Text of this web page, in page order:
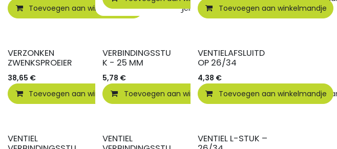
Toevoegen aan winkelmandje
Vergelijken Toevoegen aan verlanglijst
Toevoegen aan winkelmandje
VERZONKEN
ZWENKSPROEIER
38,65 €
Toevoegen aan winkelmandje
Toevoegen aan verlanglijst
VERBINDINGSSTU
K - 25 MM
5,78 €
Toevoegen aan winkelmandje
Toevoegen
VENTIELAFSLUITD
OP 26/34
4,38 €
Toevoegen aan winkelmandje
VENTIEL
VENTIEL
VENTIEL L-STUK –